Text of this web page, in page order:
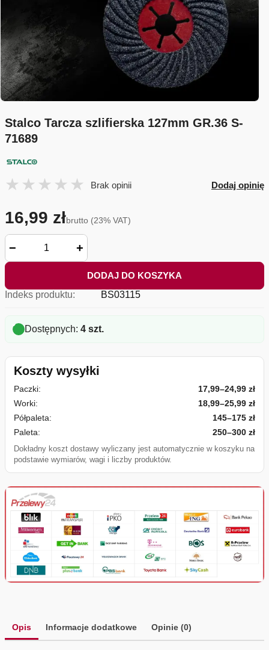
Stalco Tarcza szlifierska 127mm GR.36 S-
71689
Brak opinii Dodaj opinię
16,99 złbrutto (23% VAT)
− +
DODAJ DO KOSZYKA
Indeks produktu:
BS03115
Dostępnych: 4 szt.
Koszty wysyłki
Paczki:
17,99–24,99 zł
Worki:
18,99–25,99 zł
Półpaleta:
145–175 zł
Paleta:
250–300 zł
Dokładny koszt dostawy wyliczany jest automatycznie w koszyku na
podstawie wymiarów, wagi i liczby produktów.
Opis Informacje dodatkowe Opinie (0)